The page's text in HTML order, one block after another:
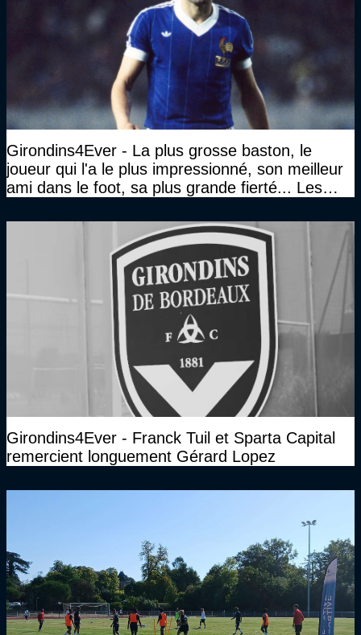
Girondins4Ever - La plus grosse baston, le
joueur qui l'a le plus impressionné, son meilleur
ami dans le foot, sa plus grande fierté... Les
Girondins4Ever - Franck Tuil et Sparta Capital
remercient longuement Gérard Lopez